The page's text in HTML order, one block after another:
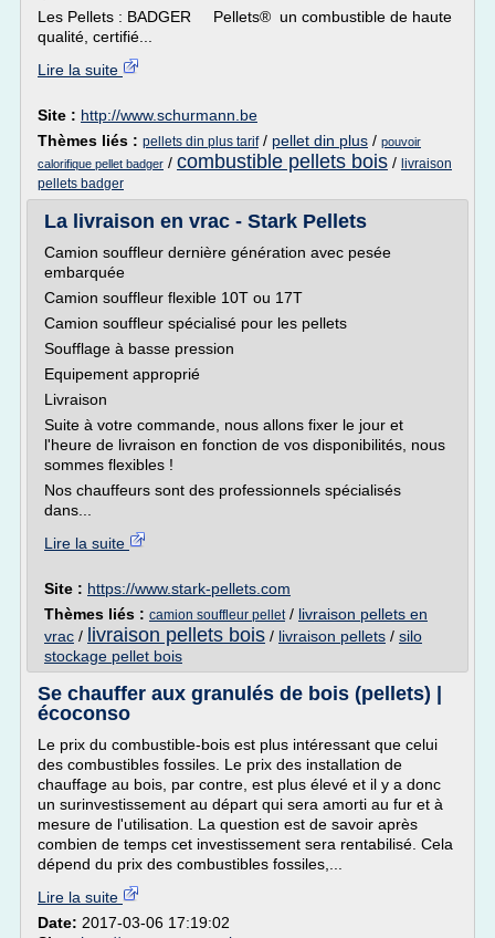
Les Pellets : BADGER Pellets® un combustible de haute
qualité, certifié...
Lire la suite
Site : http://www.schurmann.be
Thèmes liés : pellets din plus tarif/ pellet din plus / pouvoir
calorifique pellet badger / combustible pellets bois / livraison
pellets badger
La livraison en vrac - Stark Pellets
Camion souffleur dernière génération avec pesée
embarquée
Camion souffleur flexible 10T ou 17T
Camion souffleur spécialisé pour les pellets
Soufflage à basse pression
Equipement approprié
Livraison
Suite à votre commande, nous allons fixer le jour et
l'heure de livraison en fonction de vos disponibilités, nous
sommes flexibles !
Nos chauffeurs sont des professionnels spécialisés
dans...
Lire la suite
Site : https://www.stark-pellets.com
Thèmes liés : camion souffleur pellet/ livraison pellets en
vrac / livraison pellets bois / livraison pellets / silo
stockage pellet bois
Se chauffer aux granulés de bois (pellets) |
écoconso
Le prix du combustible-bois est plus intéressant que celui
des combustibles fossiles. Le prix des installation de
chauffage au bois, par contre, est plus élevé et il y a donc
un surinvestissement au départ qui sera amorti au fur et à
mesure de l'utilisation. La question est de savoir après
combien de temps cet investissement sera rentabilisé. Cela
dépend du prix des combustibles fossiles,...
Lire la suite
Date: 2017-03-06 17:19:02